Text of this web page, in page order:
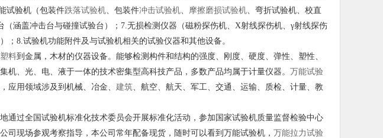
试验机（包装件跌落试验机 、包装件冲击试验机 摩擦磨损试验机 、弯折试验机、校直
涵盖冲击台与碰撞试验台）；7.无损检测仪器（磁粉探伤机、X射线探伤机、γ射线探伤
；8.试验机功能附件及与试验机相关的试验仪器和其他设备。
塑料到金属，木材的仪器设备。能够检测构件和结构的强度、刚度、硬度、弹性、塑性、
机、光、电、液于一体的技术密集型高科技产品，多数产品均属于计量仪器。 万能试验
应用领域涉及到机械、冶金、 建筑 、航空、航天、军工、交通、运输、质检、计量、教
通过全国试验机标准化技术委员会开展标准化活动，参加国家试验机质量监督检验中心
司现场参观考察指导，本公司常年配备现货，随时可以看到万能试验机， 万能拉力试验